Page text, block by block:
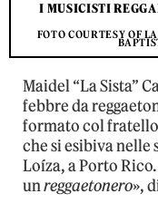
I MUSICISTI
FOTO COURTESY OF
Maidel “La Sista”
febbre da
formato col
che si esibiva
Loíza, a Porto
unreggaetonero»,